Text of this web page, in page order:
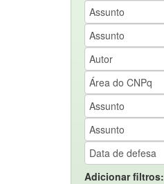
Adicionar filtros: